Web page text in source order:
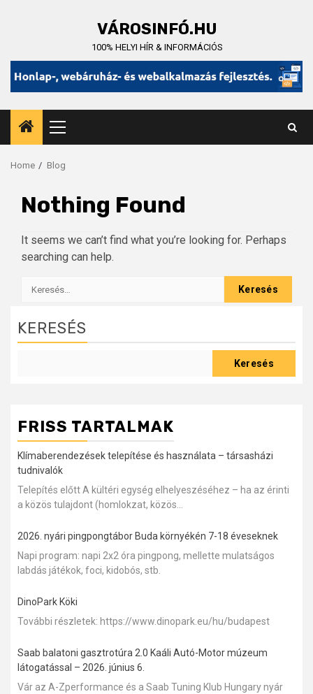
VÁROSINFÓ.HU
100% HELYI HÍR & INFORMÁCIÓS
Primary
Menu
Home Blog
Nothing Found
It seems we can’t find what you’re looking for. Perhaps
searching can help.
Keresés:
KERESÉS
Keresés
FRISS TARTALMAK
Klímaberendezések telepítése és használata – társasházi
tudnivalók
Telepítés előtt A kültéri egység elhelyeszéséhez – ha az érinti
a közös tulajdont (homlokzat, közös...
2026. nyári pingpongtábor Buda környékén 7-18 éveseknek
Napi program: napi 2x2 óra pingpong, mellette mulatságos
labdás játékok, foci, kidobós, stb.
DinoPark Köki
További részletek: https://www.dinopark.eu/hu/budapest
Saab balatoni gasztrotúra 2.0 Kaáli Autó-Motor múzeum
látogatással – 2026. június 6.
Vár az A-Zperformance és a Saab Tuning Klub Hungary nyár